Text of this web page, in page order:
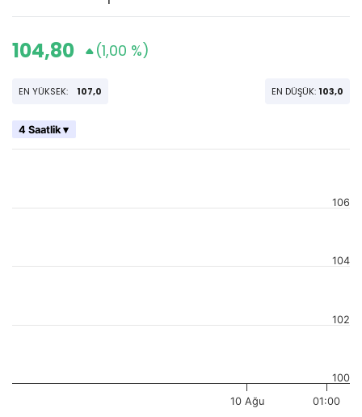
104,80 (1,00 %)
EN YÜKSEK: 107,0 EN DÜŞÜK: 103,0
4 Saatlik ▾
10 Ağu 01:00
100
102
104
106